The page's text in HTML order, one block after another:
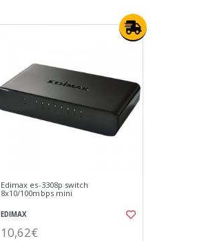
Edimax es-3308p switch
8x10/100mbps mini
EDIMAX
10,62€